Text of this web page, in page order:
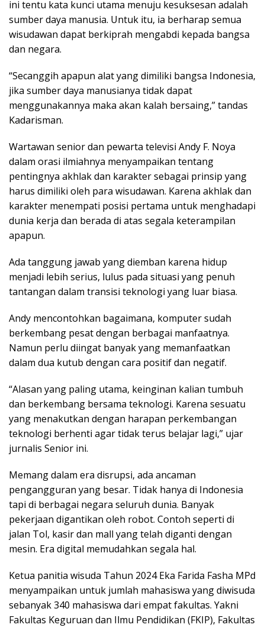
ini tentu kata kunci utama menuju kesuksesan adalah
sumber daya manusia. Untuk itu, ia berharap semua
wisudawan dapat berkiprah mengabdi kepada bangsa
dan negara.
“Secanggih apapun alat yang dimiliki bangsa Indonesia,
jika sumber daya manusianya tidak dapat
menggunakannya maka akan kalah bersaing,” tandas
Kadarisman.
Wartawan senior dan pewarta televisi Andy F. Noya
dalam orasi ilmiahnya menyampaikan tentang
pentingnya akhlak dan karakter sebagai prinsip yang
harus dimiliki oleh para wisudawan. Karena akhlak dan
karakter menempati posisi pertama untuk menghadapi
dunia kerja dan berada di atas segala keterampilan
apapun.
Ada tanggung jawab yang diemban karena hidup
menjadi lebih serius, lulus pada situasi yang penuh
tantangan dalam transisi teknologi yang luar biasa.
Andy mencontohkan bagaimana, komputer sudah
berkembang pesat dengan berbagai manfaatnya.
Namun perlu diingat banyak yang memanfaatkan
dalam dua kutub dengan cara positif dan negatif.
“Alasan yang paling utama, keinginan kalian tumbuh
dan berkembang bersama teknologi. Karena sesuatu
yang menakutkan dengan harapan perkembangan
teknologi berhenti agar tidak terus belajar lagi,” ujar
jurnalis Senior ini.
Memang dalam era disrupsi, ada ancaman
pengangguran yang besar. Tidak hanya di Indonesia
tapi di berbagai negara seluruh dunia. Banyak
pekerjaan digantikan oleh robot. Contoh seperti di
jalan Tol, kasir dan mall yang telah diganti dengan
mesin. Era digital memudahkan segala hal.
Ketua panitia wisuda Tahun 2024 Eka Farida Fasha MPd
menyampaikan untuk jumlah mahasiswa yang diwisuda
sebanyak 340 mahasiswa dari empat fakultas. Yakni
Fakultas Keguruan dan Ilmu Pendidikan (FKIP), Fakultas